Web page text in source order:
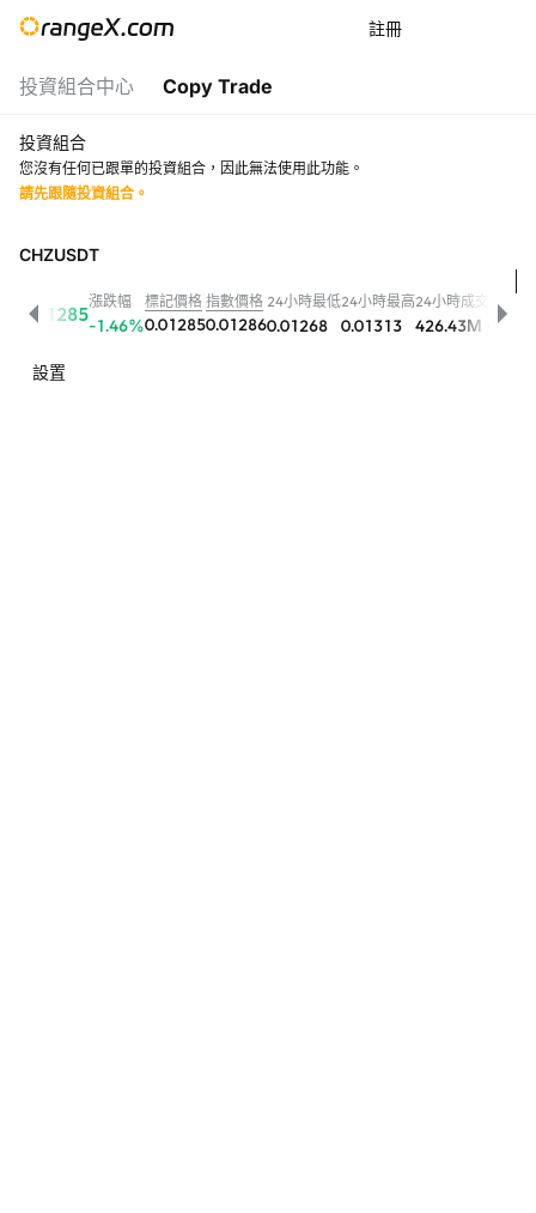
註冊
投資組合中心 Copy Trade
投資組合
您沒有任何已跟單的投資組合，因此無法使用此功能。
請先跟隨投資組合。
CHZUSDT
0.01285
漲跌幅
-1.46%
標記價格
0.01285
指數價格
0.01286
24小時最低
0.01268
24小時最高
0.01313
24小時成交量
426.43M CHZ
設置